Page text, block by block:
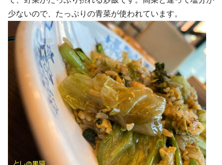
少ないので、たっぷりの青菜が使われています。